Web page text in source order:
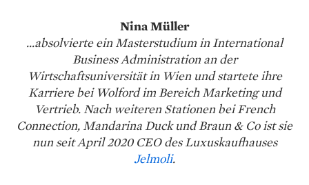
Nina Müller
...absolvierte ein Masterstudium in International
Business Administration an der
Wirtschaftsuniversität in Wien und startete ihre
Karriere bei Wolford im Bereich Marketing und
Vertrieb. Nach weiteren Stationen bei French
Connection, Mandarina Duck und Braun & Co ist sie
nun seit April 2020 CEO des Luxuskaufhauses
Jelmoli.